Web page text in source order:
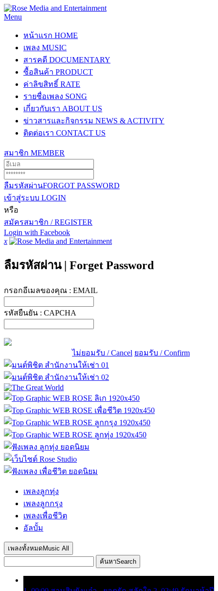
Menu
หน้าแรก HOME
เพลง MUSIC
สารคดี DOCUMENTARY
ซื้อสินค้า PRODUCT
ค่าลิขสิทธิ์ RATE
รายชื่อเพลง SONG
เกี่ยวกับเรา ABOUT US
ข่าวสารและกิจกรรม NEWS & ACTIVITY
ติดต่อเรา CONTACT US
สมาชิก MEMBER
ลืมรหัสผ่านFORGOT PASSWORD
เข้าสู่ระบบ LOGIN
หรือ
สมัครสมาชิก / REGISTER
Login with Facebook
x
ลืมรหัสผ่าน | Forget Password
กรอกอีเมลของคุณ : EMAIL
รหัสยืนยัน : CAPCHA
ไม่ยอมรับ / Cancel ยอมรับ / Confirm
เพลงลูกทุ่ง
เพลงลูกกรุง
เพลงเพื่อชีวิต
อัลบั้ม
เพลงทั้งหมด Music All
ค้นหาSearch